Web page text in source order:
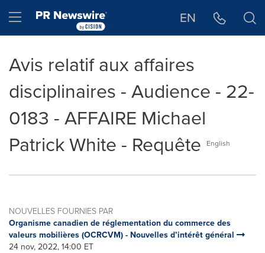
Hamburger menu EN
Avis relatif aux affaires
disciplinaires - Audience - 22-
0183 - AFFAIRE Michael
Patrick White - Requête
English
NOUVELLES FOURNIES PAR
Organisme canadien de réglementation du commerce des
valeurs mobilières (OCRCVM) - Nouvelles d’intérêt général
24 nov, 2022, 14:00 ET